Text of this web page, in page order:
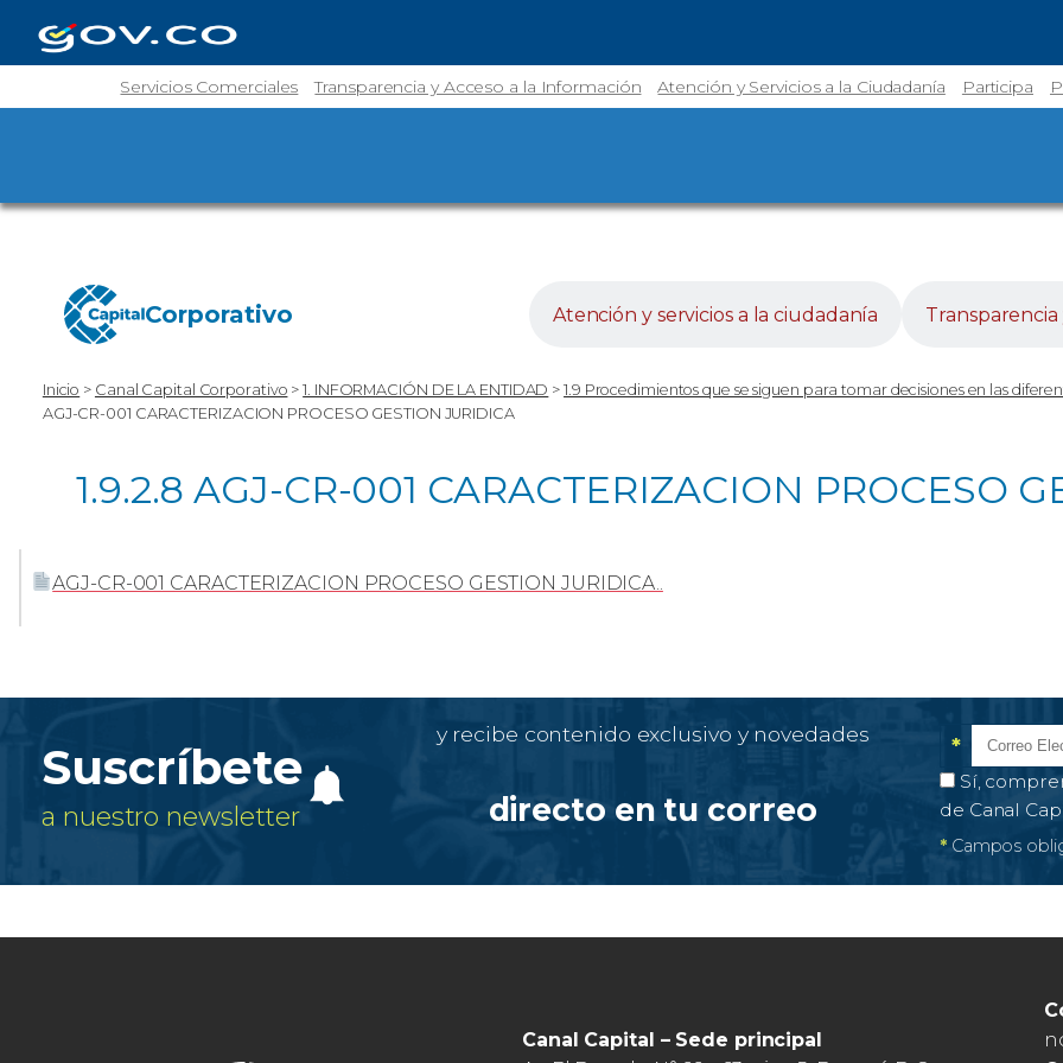
Servicios Comerciales Transparencia y Acceso a la Información Atención y Servicios a la Ciudadanía Participa
Corporativo Atención y servicios a la ciudadanía
Inicio > Canal Capital Corporativo >1. INFORMACIÓN DE LA ENTIDAD >1.9 Procedimientos que se siguen para tomar decisiones en las
AGJ-CR-001 CARACTERIZACION PROCESO GESTION JURIDICA
1.9.2.8 AGJ-CR-001 CARACTERIZACION PROCESO
AGJ-CR-001 CARACTERIZACION PROCESO GESTION JURIDICA..
Suscríbete
a nuestro newsletter
y recibe contenido exclusivo y novedades
directo en tu correo
Correo
*
Campo
Autorización
Sí,
de Canal
*Campos
Canal Capital – Sede principal